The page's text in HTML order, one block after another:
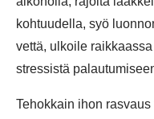
kohtuudella, syö
vettä, ulkoile
stressistä
Tehokkain ihon